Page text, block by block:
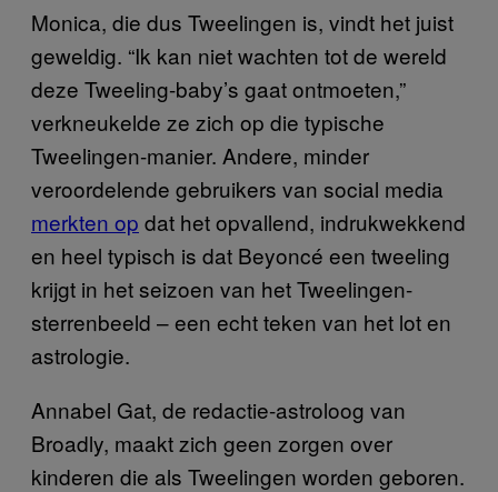
Monica, die dus Tweelingen is, vindt het juist
geweldig. “Ik kan niet wachten tot de wereld
deze Tweeling-baby’s gaat ontmoeten,”
verkneukelde ze zich op die typische
Tweelingen-manier. Andere, minder
veroordelende gebruikers van social media
merkten op dat het opvallend, indrukwekkend
en heel typisch is dat Beyoncé een tweeling
krijgt in het seizoen van het Tweelingen-
sterrenbeeld – een echt teken van het lot en
astrologie.
Annabel Gat, de redactie-astroloog van
Broadly, maakt zich geen zorgen over
kinderen die als Tweelingen worden geboren.